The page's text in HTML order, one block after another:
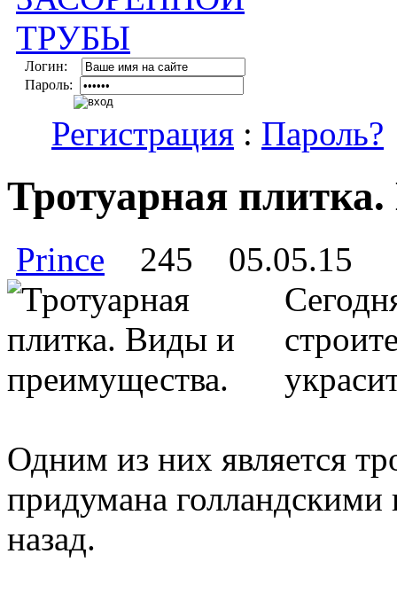
Логин:
Пароль:
Регистрация : Пароль?
Тротуарная
Prince 245
05.05.15
Одним из них является
придумана голландскими
назад.